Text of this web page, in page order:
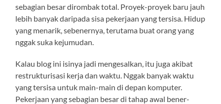
sebagian besar dirombak total. Proyek-proyek baru jauh
lebih banyak daripada sisa pekerjaan yang tersisa. Hidup
yang menarik, sebenernya, terutama buat orang yang
nggak suka kejumudan.
Kalau blog ini isinya jadi mengesalkan, itu juga akibat
restrukturisasi kerja dan waktu. Nggak banyak waktu
yang tersisa untuk main-main di depan komputer.
Pekerjaan yang sebagian besar di tahap awal bener-